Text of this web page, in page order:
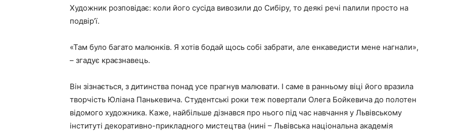
Художник розповідає: коли його сусіда вивозили до Сибіру, то деякі речі палили просто на
подвір’ї.
«Там було багато малюнків. Я хотів бодай щось собі забрати, але енкаведисти мене нагнали»,
– згадує краєзнавець.
Він зізнається, з дитинства понад усе прагнув малювати. І саме в ранньому віці його вразила
творчість Юліана Панькевича. Студентські роки теж повертали Олега Бойкевича до полотен
відомого художника. Каже, найбільше дізнався про нього під час навчання у Львівському
інституті декоративно-прикладного мистецтва (нині – Львівська національна академія